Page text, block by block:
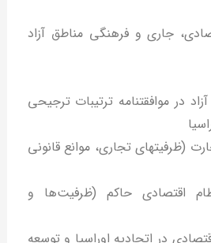
جاری و فرهنگی مناطق آزاد
– نقش‌آفرینی مناطق آزاد در موافقت‎نامه ترتیبات ترجیحی
نظام حقوقی توسعه تجارت (ظرفیت‎های تجاری، موانع قانونی
اقتصادی حاکم (ظرفیت‌ها و
در اتحادیه اوراسیا و توسعه